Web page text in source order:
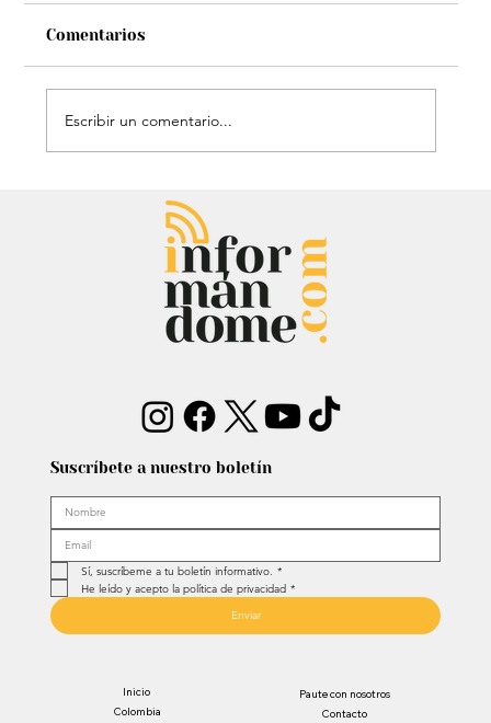
Chayanne se animó a trend viral y
dejó mensaje: “Antes de ser tu
Comentarios
Escribir un comentario...
Suscríbete a nuestro boletín
Sí, suscríbeme a tu boletín informativo. *
He leído y acepto la política de privacidad *
Enviar
Inicio
Colombia
Paute con nosotros
Contacto